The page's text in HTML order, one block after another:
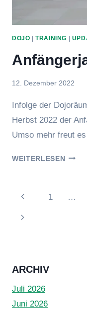
DOJO |TRAINING
Von
12. Dezember 2022
Infolge der
Herbst 2022 der
Umso mehr freut
WEITERLESEN
Vorherige
Seite
1 …
Nächste
ARCHIV
Juli 2026
Juni 2026